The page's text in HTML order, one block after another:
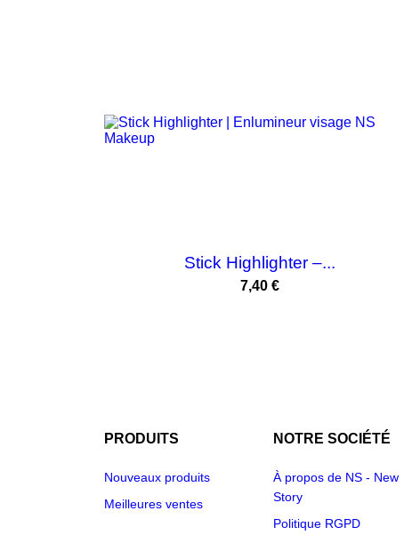
Stick Highlighter –...
Prix
7,40 €
PRODUITS
Nouveaux produits
Meilleures ventes
NOTRE SOCIÉTÉ
À propos de NS - New
Story
Politique RGPD